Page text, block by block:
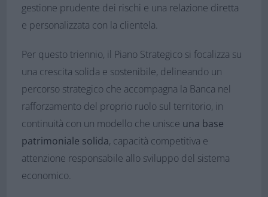
gestione prudente dei rischi e una relazione diretta
e personalizzata con la clientela.
Per questo triennio, il Piano Strategico si focalizza su
una crescita solida e sostenibile, delineando un
percorso strategico che accompagna la Banca nel
rafforzamento del proprio ruolo sul territorio, in
continuità con un modello che unisce una base
patrimoniale solida, capacità competitiva e
attenzione responsabile allo sviluppo del sistema
economico.